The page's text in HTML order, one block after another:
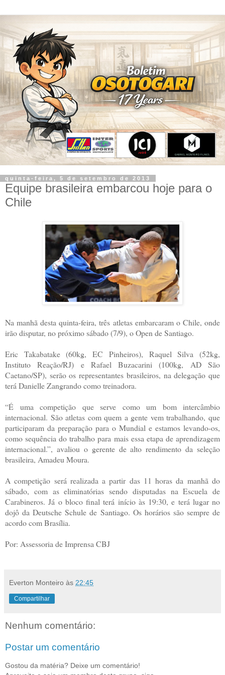
quinta-feira, 5 de setembro de 2013
Equipe brasileira embarcou hoje para o
Chile
Na manhã desta quinta-feira, três atletas embarcaram o Chile, onde
irão disputar, no próximo sábado (7/9), o Open de Santiago.
Eric Takabatake (60kg, EC Pinheiros), Raquel Silva (52kg,
Instituto Reação/RJ) e Rafael Buzacarini (100kg, AD São
Caetano/SP), serão os representantes brasileiros, na delegação que
terá Danielle Zangrando como treinadora.
“É uma competição que serve como um bom intercâmbio
internacional. São atletas com quem a gente vem trabalhando, que
participaram da preparação para o Mundial e estamos levando-os,
como sequência do trabalho para mais essa etapa de aprendizagem
internacional.”, avaliou o gerente de alto rendimento da seleção
brasileira, Amadeu Moura.
A competição será realizada a partir das 11 horas da manhã do
sábado, com as eliminatórias sendo disputadas na Escuela de
Carabineros. Já o bloco final terá início às 19:30, e terá lugar no
dojô da Deutsche Schule de Santiago. Os horários são sempre de
acordo com Brasília.
Por: Assessoria de Imprensa CBJ
Everton Monteiro às 22:45
Compartilhar
Nenhum comentário:
Postar um comentário
Gostou da matéria? Deixe um comentário!